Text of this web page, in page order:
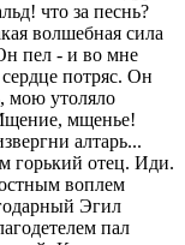
что за песнь?
волшебная сила
пел - и во мне
потряс. Он
мою утоляло
мщенье!
алтарь...
горький отец. Иди.
воплем
Эгил
пал